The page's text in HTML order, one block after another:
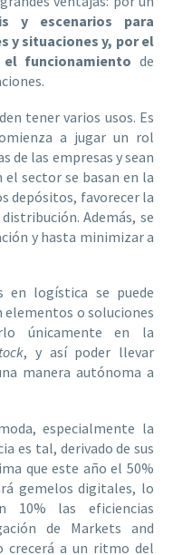
y escenarios para
y situaciones y, por el
funcionamiento de
tener varios usos. Es
a jugar un rol
de las empresas y sean
el sector se basan en la
depósitos, favorecer la
Además, se
y hasta minimizar a
logística se puede
o soluciones
únicamente en la
, y así poder llevar
manera autónoma a
especialmente la
es tal, derivado de sus
que este año el 50%
gemelos digitales, lo
10% las eficiencias
de Markets and
crecerá a un ritmo del